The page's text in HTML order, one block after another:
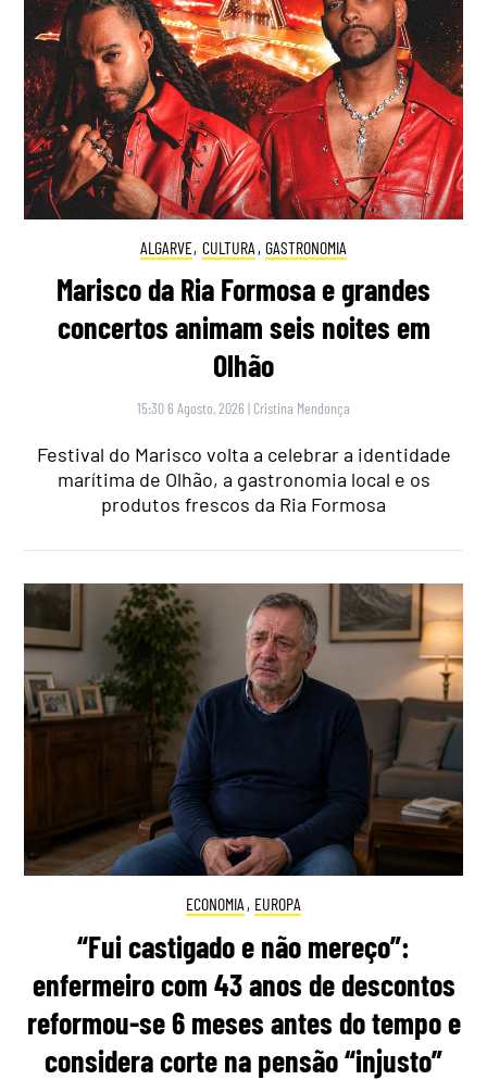
ALGARVE, CULTURA , GASTRONOMIA
Marisco da Ria Formosa e grandes
concertos animam seis noites em
Olhão
15:30 6 Agosto, 2026 | Cristina Mendonça
Festival do Marisco volta a celebrar a identidade
marítima de Olhão, a gastronomia local e os
produtos frescos da Ria Formosa
ECONOMIA , EUROPA
“Fui castigado e não mereço”:
enfermeiro com 43 anos de descontos
reformou-se 6 meses antes do tempo e
considera corte na pensão “injusto”